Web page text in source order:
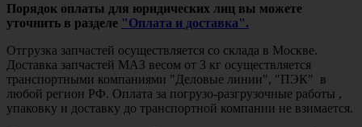
Порядок оплаты для юридических лиц вы можете
уточнить в разделе "Оплата и доставка".
Отгрузка запчастей осуществляется со склада в Москве.
Доставка запчастей МАЗ весом от 3 кг осуществляется
транспортными компаниями "Деловые линии", "ПЭК" в
любой регион РФ. Оплата за погрузо-разгрузочные работы ,
упаковку и доставку до транспортной компании не взимается.